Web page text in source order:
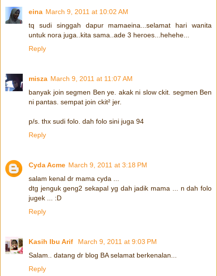
eina March 9, 2011 at 10:02 AM
tq sudi singgah dapur mamaeina...selamat hari wanita
untuk nora juga..kita sama..ade 3 heroes...hehehe...
Reply
misza March 9, 2011 at 11:07 AM
banyak join segmen Ben ye. akak ni slow ckit. segmen Ben
ni pantas. sempat join ckit² jer.
p/s. thx sudi folo. dah folo sini juga 94
Reply
Cyda Acme March 9, 2011 at 3:18 PM
salam kenal dr mama cyda ...
dtg jenguk geng2 sekapal yg dah jadik mama ... n dah folo
jugek ... :D
Reply
Kasih Ibu Arif
March 9, 2011 at 9:03 PM
Salam.. datang dr blog BA selamat berkenalan...
Reply